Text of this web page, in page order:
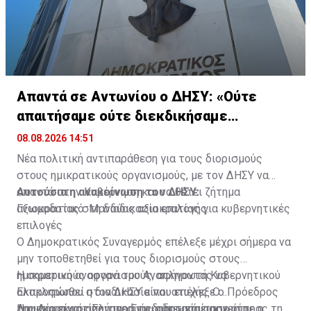
Απαντά σε Αντωνίου ο ΔΗΣΥ: «Ούτε
απαιτήσαμε ούτε διεκδικήσαμε
διορισμούς»
08.08.2026 14:51
Νέα πολιτική αντιπαράθεση για τους διορισμούς
στους ημικρατικούς οργανισμούς, με τον ΔΗΣΥ να
απαντά στην Κυβέρνηση και να θέτει ζήτημα
αξιοκρατίας στη διαδικασία επιλογής.
Αυτούσια η ανακοίνωση του ΔΗΣΥ:
Γνωμοδοτικό: Μανδύας αξιοκρατίας για κυβερνητικές
επιλογές
Ο Δημοκρατικός Συναγερμός επέλεξε μέχρι σήμερα να
μην τοποθετηθεί για τους διορισμούς στους
ημικρατικούς οργανισμούς, αφήνοντας να
ολοκληρωθεί η διαδικασία που επέλεξε ο Πρόεδρος
Η σημερινή αναφορά του Αναπληρωτή Κυβερνητικού
Εκπροσώπου στον ΔΗΣΥ είναι ατυχής. Ο